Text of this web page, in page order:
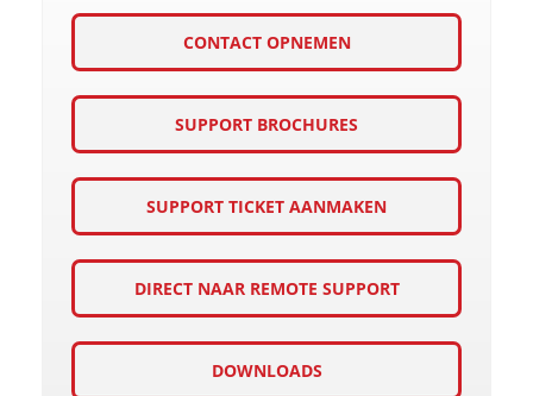
CONTACT OPNEMEN
SUPPORT BROCHURES
SUPPORT TICKET AANMAKEN
DIRECT NAAR REMOTE SUPPORT
DOWNLOADS